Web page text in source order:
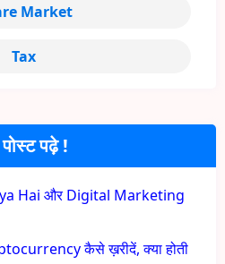
पढ़े !
Hai और Digital Marketing
कैसे ख़रीदें, क्या होती
Market
Tax